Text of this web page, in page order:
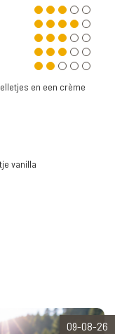
en een crème
vanilla
09-08-26